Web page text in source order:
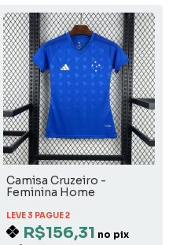
Camisa Cruzeiro -
Feminina Home
LEVE 3 PAGUE 2
R$156,31 no pix